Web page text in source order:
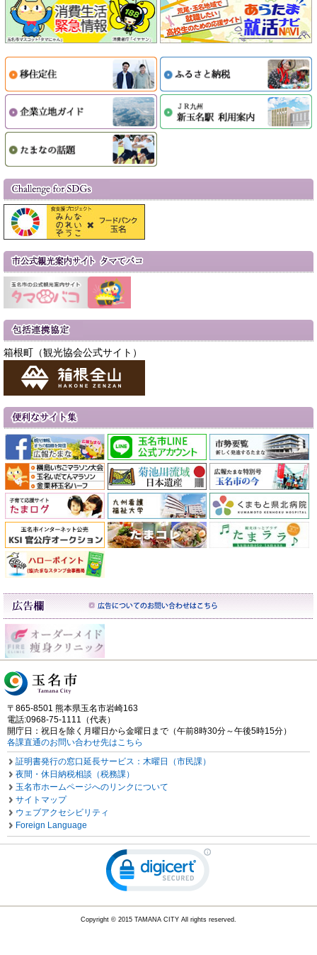
箱根町（観光協会公式サイト）
〒865-8501 熊本県玉名市岩崎163
電話:0968-75-1111（代表）
開庁日：祝日を除く月曜日から金曜日まで（午前8時30分～午後5時15分）
各課直通のお問い合わせ先はこちら
証明書発行の窓口延長サービス：木曜日（市民課）
夜間・休日納税相談（税務課）
玉名市ホームページへのリンクについて
サイトマップ
ウェブアクセシビリティ
Foreign Language
Copyright © 2015 TAMANA CITY All rights reserved.